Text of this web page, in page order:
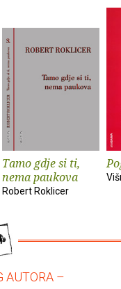
Tamo gdje si ti,
nema paukova
Robert Roklicer
AUTORA –